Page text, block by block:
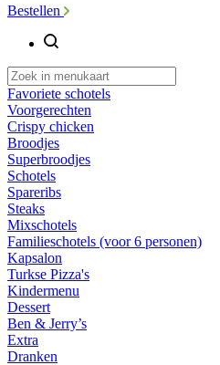
Bestellen
Favoriete schotels
Voorgerechten
Crispy chicken
Broodjes
Superbroodjes
Schotels
Spareribs
Steaks
Mixschotels
Familieschotels (voor 6 personen)
Kapsalon
Turkse Pizza's
Kindermenu
Dessert
Ben & Jerry’s
Extra
Dranken